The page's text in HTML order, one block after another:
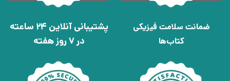
ضمانت سلامت فیزیکی
کتاب‌ها
پشتیبانی آنلاین 24 ساعته
در 7 روز هفته